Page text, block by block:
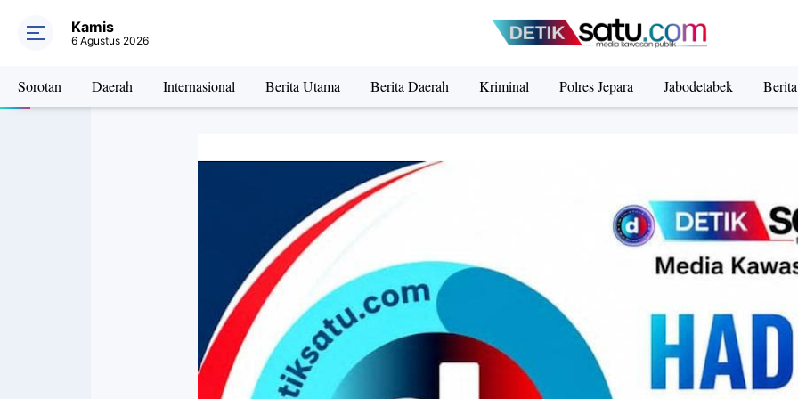
Kamis
6 Agustus 2026
Sorotan Daerah Internasional Berita Utama Berita Daerah Kriminal Polres Jepara Jabodetabek